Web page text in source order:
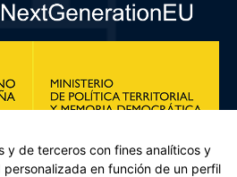
y de terceros con fines analíticos y
en función de un perfil